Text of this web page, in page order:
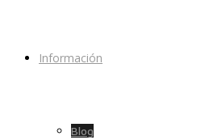
Información
Blog